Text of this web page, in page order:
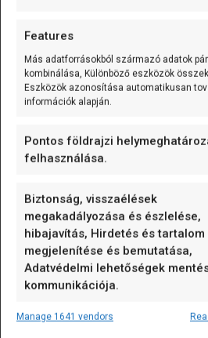
Features
Más adatforrásokból származó adatok
kombinálása, Különböző eszközök
Eszközök azonosítása automatikusan
információk alapján.
Pontos földrajzi
felhasználása.
Biztonság, visszaélések
megakadályozása és észlelése,
hibajavítás, Hirdetés és tartalom
megjelenítése és bemutatása,
Adatvédelmi lehetőségek
kommunikációja.
Manage 1641 vendors
többiek előtt
Ne hagyd ki a legújabb
most bontogatják